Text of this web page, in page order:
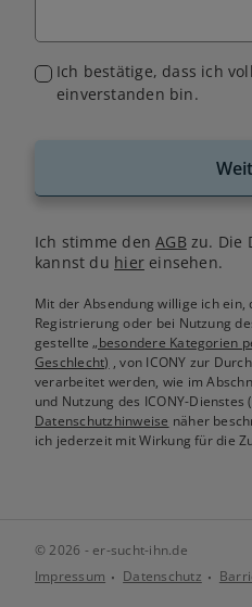
Ich bestätige, dass ich
einverstanden bin.
Ich stimme denAGB zu. Die
kannst du hiereinsehen.
Mit der Absendung willige ich ein,
Registrierung oder bei Nutzung
gestellte„besondere Kategorien
Geschlecht) , von ICONY zur
verarbeitet werden, wie im
und Nutzung des ICONY-
Datenschutzhinweise näher
ich jederzeit mit Wirkung für die
© 2026 - er-sucht-ihn.de
Impressum
Datenschutz